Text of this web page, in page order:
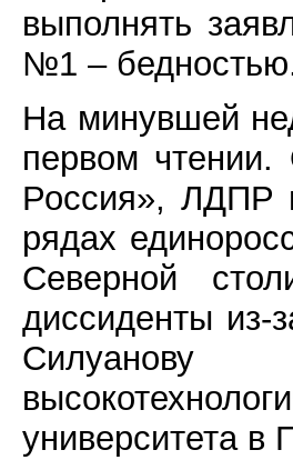
выполнять
№1 –
На минувшей
первом
Россия», ЛДПР
рядах
Северной
диссиденты из-
университета в